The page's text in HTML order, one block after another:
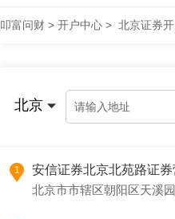
叩富问财 > 开户中心 > 北京证券
北京 请输入地址
1 安信证券北京北苑路证
北京市市辖区朝阳区天溪